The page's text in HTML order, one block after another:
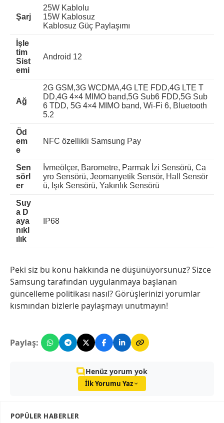
Şarj
25W Kablolu
15W Kablosuz
Kablosuz Güç Paylaşımı
İşle
tim
Sist
emi
Android 12
Ağ
2G GSM,3G WCDMA,4G LTE FDD,4G LTE T
DD,4G 4×4 MIMO band,5G Sub6 FDD,5G Sub
6 TDD, 5G 4×4 MIMO band, Wi-Fi 6, Bluetooth
5.2
Öd
em
e
NFC özellikli Samsung Pay
Sen
sörl
er
İvmeölçer, Barometre, Parmak İzi Sensörü, Ca
yro Sensörü, Jeomanyetik Sensör, Hall Sensör
ü, Işık Sensörü, Yakınlık Sensörü
Suy
a D
aya
nıkl
ılık
IP68
Peki siz bu konu hakkında ne düşünüyorsunuz? Sizce
Samsung tarafından uygulanmaya başlanan
güncelleme politikası nasıl? Görüşlerinizi yorumlar
kısmından bizlerle paylaşmayı unutmayın!
Paylaş:
Henüz yorum yok
İlk Yorumu Yaz
POPÜLER HABERLER